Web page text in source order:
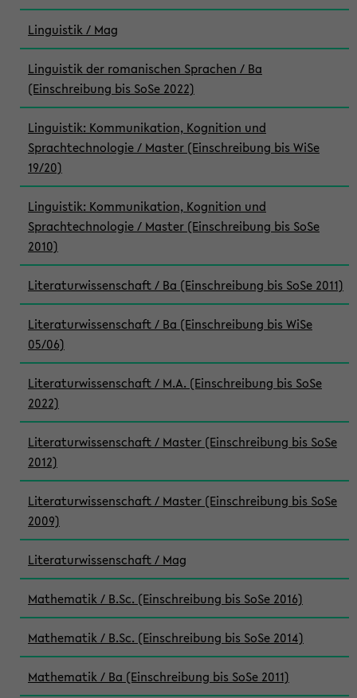
Linguistik / Mag
Linguistik der romanischen Sprachen / Ba
(Einschreibung bis SoSe 2022)
Linguistik: Kommunikation, Kognition und
Sprachtechnologie / Master (Einschreibung bis WiSe
19/20)
Linguistik: Kommunikation, Kognition und
Sprachtechnologie / Master (Einschreibung bis SoSe
2010)
Literaturwissenschaft / Ba (Einschreibung bis SoSe 2011)
Literaturwissenschaft / Ba (Einschreibung bis WiSe
05/06)
Literaturwissenschaft / M.A. (Einschreibung bis SoSe
2022)
Literaturwissenschaft / Master (Einschreibung bis SoSe
2012)
Literaturwissenschaft / Master (Einschreibung bis SoSe
2009)
Literaturwissenschaft / Mag
Mathematik / B.Sc. (Einschreibung bis SoSe 2016)
Mathematik / B.Sc. (Einschreibung bis SoSe 2014)
Mathematik / Ba (Einschreibung bis SoSe 2011)